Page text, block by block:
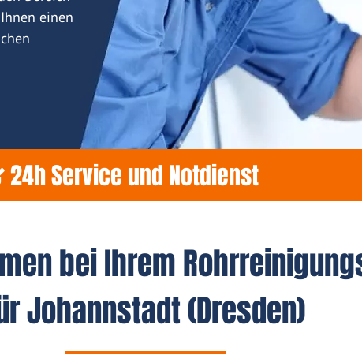
einen
24h Service und Notdienst
bei Ihrem
Johannstadt (Dresden)